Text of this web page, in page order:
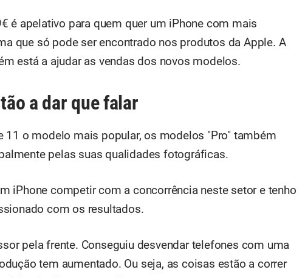
é apelativo para quem quer um iPhone com mais
que só pode ser encontrado nos produtos da Apple. A
está a ajudar as vendas dos novos modelos.
a dar que falar
11 o modelo mais popular, os modelos "Pro" também
pelas suas qualidades fotográficas.
iPhone competir com a concorrência neste setor e tenho
com os resultados.
pela frente. Conseguiu desvendar telefones com uma
tem aumentado. Ou seja, as coisas estão a correr